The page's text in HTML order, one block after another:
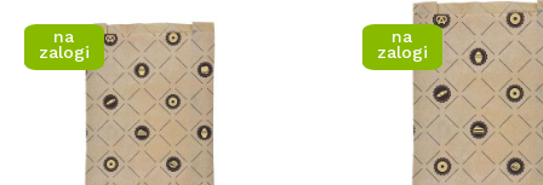
na
zalogi
na
zalogi